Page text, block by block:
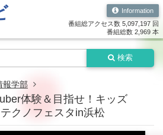
Information
番組総アクセス数 5,097,197 回
番組総数 2,969 本
検索
報学部
体験＆目指せ！キッズ
クノフェスタin浜松